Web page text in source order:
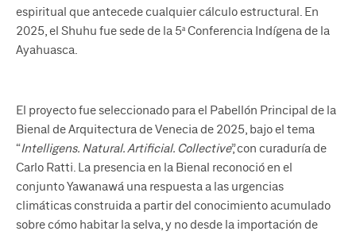
espiritual que antecede cualquier cálculo estructural. En
2025, el Shuhu fue sede de la 5ª Conferencia Indígena de la
Ayahuasca.
El proyecto fue seleccionado para el Pabellón Principal de la
Bienal de Arquitectura de Venecia de 2025, bajo el tema
“Intelligens. Natural. Artificial. Collective”, con curaduría de
Carlo Ratti. La presencia en la Bienal reconoció en el
conjunto Yawanawá una respuesta a las urgencias
climáticas construida a partir del conocimiento acumulado
sobre cómo habitar la selva, y no desde la importación de